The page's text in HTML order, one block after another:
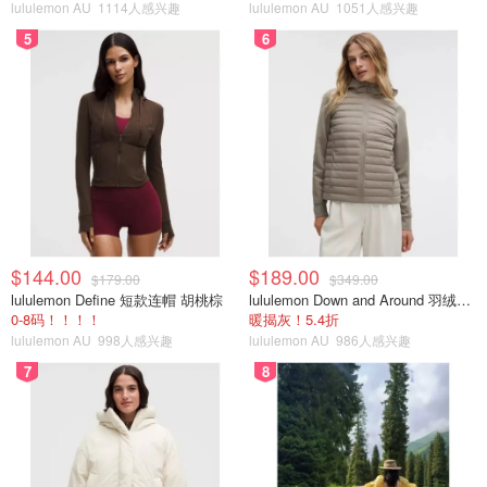
lululemon AU 1114人感兴趣 lululemon AU 1051人感兴趣
5
$144.00 $179.00
lululemon Define 短款连帽 胡桃棕
0-8码！！！！
lululemon AU 998人感兴趣
6
$189.00 $349.00
lululemon Down and Around 羽绒夹克
暖揭灰！5.4折
lululemon AU 986人感兴趣
7 8